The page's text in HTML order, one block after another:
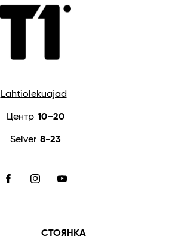
Lahtiolekuajad
Центр 10–20
Selver 8-23
FACEBOOKINSTAGRAM
СТОЯНКА